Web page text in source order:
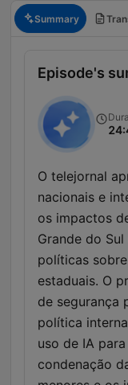
Summary
Episode's
O telejornal
nacionais e
os impactos
Grande do
políticas
estaduais. O
de segurança
política
uso de IA
condenação